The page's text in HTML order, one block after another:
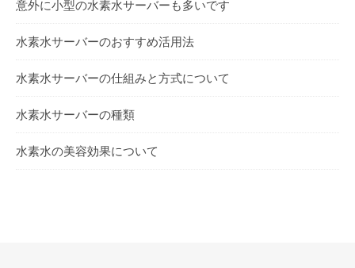
意外に小型の水素水サーバーも多いです
水素水サーバーのおすすめ活用法
水素水サーバーの仕組みと方式について
水素水サーバーの種類
水素水の美容効果について